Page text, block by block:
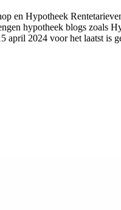
en Hypotheek
hypotheek blogs zoals
2024 voor het laatst is